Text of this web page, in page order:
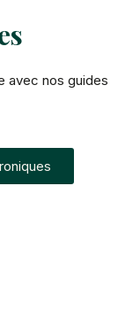
avec nos guides